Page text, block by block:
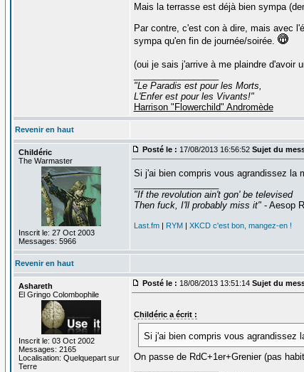
Mais la terrasse est déjà bien sympa
Par contre, c'est con à dire, mais avec
sympa qu'en fin de journée/soirée.
(oui je sais j'arrive à me plaindre d'avoir
"Le Paradis est pour les Morts,
L'Enfer est pour les Vivants!"
Harrison "Flowerchild" Andromède
Revenir en haut
Childéric
The Warmaster
Inscrit le: 27 Oct 2003
Messages: 5966
Posté le : 17/08/2013 16:56:52 Sujet du
Si j'ai bien compris vous agrandissez la
"If the revolution ain't gon' be televised
Then fuck, I'll probably miss it"- Aesop
Last.fm| RYM| XKCD c'est bon, mangez-en !
Revenir en haut
Ashareth
El Gringo Colombophile
Inscrit le: 03 Oct 2002
Messages: 2165
Localisation: Quelquepart sur
Terre
Posté le : 18/08/2013 13:51:14 Sujet du
Childéric a écrit :
Si j'ai bien compris vous agrandissez
On passe de RdC+1er+Grenier (pas